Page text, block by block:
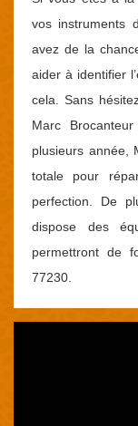
vos instruments
avez de la
aider à identifier
cela. Sans
Marc
plusieurs année,
totale pour
perfection. De
dispose des
permettront de
77230.